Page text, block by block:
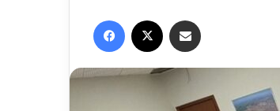
Facebook